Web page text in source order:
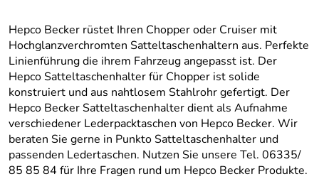
Hepco Becker rüstet Ihren Chopper oder Cruiser mit
Hochglanzverchromten Satteltaschenhaltern aus. Perfekte
Linienführung die ihrem Fahrzeug angepasst ist. Der
Hepco Satteltaschenhalter für Chopper ist solide
konstruiert und aus nahtlosem Stahlrohr gefertigt. Der
Hepco Becker Satteltaschenhalter dient als Aufnahme
verschiedener Lederpacktaschen von Hepco Becker. Wir
beraten Sie gerne in Punkto Satteltaschenhalter und
passenden Ledertaschen. Nutzen Sie unsere Tel. 06335/
85 85 84 für Ihre Fragen rund um Hepco Becker Produkte.